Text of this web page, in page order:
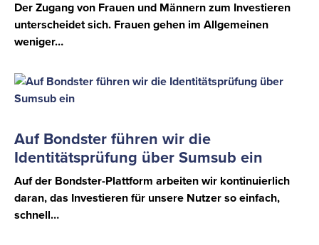
Der Zugang von Frauen und Männern zum Investieren
unterscheidet sich. Frauen gehen im Allgemeinen
weniger…
Auf Bondster führen wir die
Identitätsprüfung über Sumsub ein
Auf der Bondster-Plattform arbeiten wir kontinuierlich
daran, das Investieren für unsere Nutzer so einfach,
schnell…